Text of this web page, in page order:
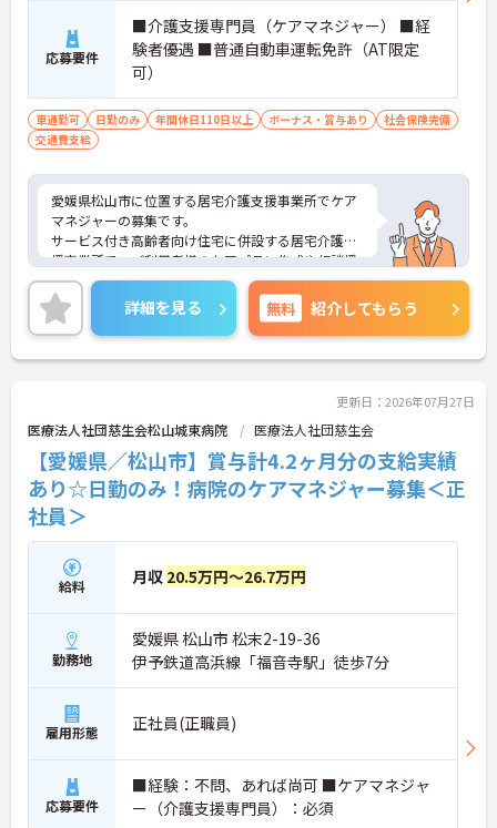
■ 柔軟な働き方を実現しやすい職場
生活に合わせた働き方を目指せる環境です
・在宅勤務制度あり
・子育て支援制度あり
・病児保育利用可能
応募要件
■介護支援専門員（ケアマネジャー） ■経
験者優遇 ■普通自動車運転免許（AT限定
可）
車通勤可 日勤のみ 年間休日110日以上 ボーナス・賞与あり
社会保険完備
交通費支給
愛媛県松山市に位置する居宅介護支援事業所でケア
マネジャーの募集です。
サービス付き高齢者向け住宅に併設する居宅介護支
援事業所で、ご利用者様のケアプラン作成や相談援
助業務などを担当していただきます。日勤のみで働
きやすく、マイカー通勤も可能です。月給247,000
円スタートに加え、賞与支給実績もあり、資格を活
かして安定したキャリア形成を目指せる環境です。
生活リズムを整えながら働きやすい環境です
・8:00～17:00または8:30～17:30勤務です
・夜勤の記載はありません
・週休2日制です
→ プライベートとの両立を目指しやすい環境です♪
■ 専門資格を活かして活躍
ケアマネジャーとして専門性を発揮しやすい環境で
・ケアプラン作成を担当できます
→ 幅広い経験を積みながらスキルアップを目指せま
す♪
■ 安定収入を目指せる職場
詳細を見る 無料 紹介してもらう
更新日：2026年07月27日
医療法人社団慈生会松山城東病院 医療法人社団慈生会
【愛媛県／松山市】賞与計4.2ヶ月分の支給実績
あり☆日勤のみ！病院のケアマネジャー募集＜正
社員＞
給料 月収 20.5万円～26.7万円
勤務地
愛媛県 松山市 松末2-19-36
伊予鉄道高浜線「福音寺駅」徒歩7分
雇用形態 正社員(正職員)
応募要件
■経験：不問、あれば尚可 ■ケアマネジャ
ー（介護支援専門員）：必須